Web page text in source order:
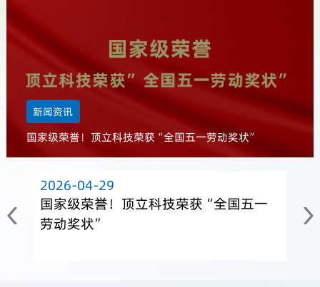
新闻资讯
国家级荣誉！顶立科技荣获“全国五一劳动奖状”
2026-04-29
国家级荣誉！顶立科技荣获“全国五一
劳动奖状”